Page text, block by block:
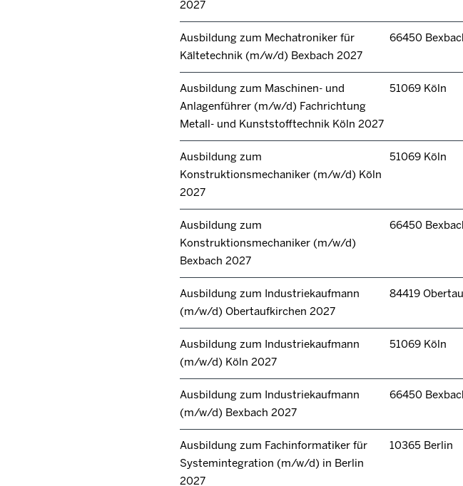
2027
Ausbildung zum Mechatroniker für
Kältetechnik (m/w/d) Bexbach 2027
66450
Ausbildung zum Maschinen- und
Anlagenführer (m/w/d) Fachrichtung
Metall- und Kunststofftechnik Köln 2027
51069 Köln
Ausbildung zum
Konstruktionsmechaniker (m/w/d) Köln
2027
51069 Köln
Ausbildung zum
Konstruktionsmechaniker (m/w/d)
Bexbach 2027
66450
Ausbildung zum Industriekaufmann
(m/w/d) Obertaufkirchen 2027
84419
Ausbildung zum Industriekaufmann
(m/w/d) Köln 2027
51069 Köln
Ausbildung zum Industriekaufmann
(m/w/d) Bexbach 2027
66450
Ausbildung zum Fachinformatiker für
Systemintegration (m/w/d) in Berlin
2027
10365 Berlin